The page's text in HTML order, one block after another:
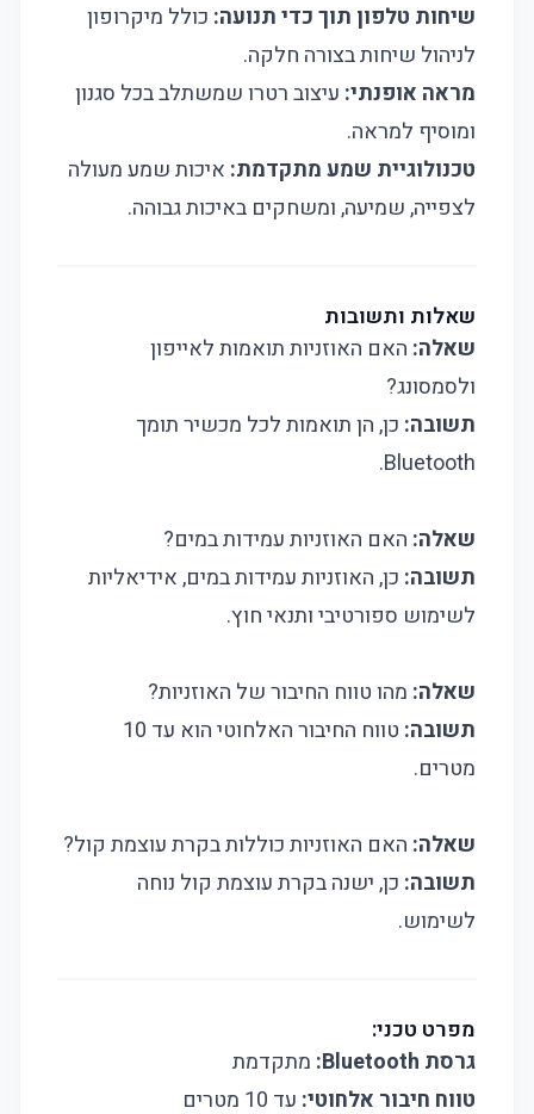
שיחות טלפון תוך כדי תנועה: כולל מיקרופון
לניהול שיחות בצורה חלקה.
מראה אופנתי: עיצוב רטרו שמשתלב בכל סגנון
ומוסיף למראה.
טכנולוגיית שמע מתקדמת: איכות שמע מעולה
לצפייה, שמיעה, ומשחקים באיכות גבוהה.
שאלות ותשובות
שאלה: האם האוזניות תואמות לאייפון
ולסמסונג?
תשובה: כן, הן תואמות לכל מכשיר תומך
Bluetooth.
שאלה: האם האוזניות עמידות במים?
תשובה: כן, האוזניות עמידות במים, אידיאליות
לשימוש ספורטיבי ותנאי חוץ.
שאלה: מהו טווח החיבור של האוזניות?
תשובה:
טווח החיבור האלחוטי הוא עד 10
מטרים.
שאלה: האם האוזניות כוללות בקרת עוצמת קול?
תשובה: כן, ישנה בקרת עוצמת קול נוחה
לשימוש.
מפרט טכני:
גרסת Bluetooth:
מתקדמת
טווח חיבור אלחוטי: עד 10 מטרים